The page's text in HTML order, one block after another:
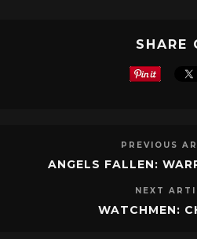
SHARE
PREVIOUS
ANGELS FALLEN:
NEXT
WATCHMEN: